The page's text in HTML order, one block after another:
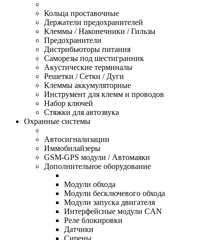
Кольца проставочные
Держатели предохранителей
Клеммы / Наконечники / Гильзы
Предохранители
Дистрибьюторы питания
Саморезы под шестигранник
Акустические терминалы
Решетки / Сетки / Дуги
Клеммы аккумуляторные
Инструмент для клемм и проводов
Набор ключей
Стяжки для автозвука
Охранные системы
Автосигнализации
Иммобилайзеры
GSM-GPS модули / Автомаяки
Дополнительное оборудование
Модули обхода
Модули бесключевого обхода
Модули запуска двигателя
Интерфейсные модули CAN
Реле блокировки
Датчики
Сирены